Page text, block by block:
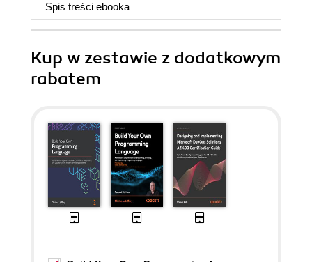
Spis treści ebooka
Kup w zestawie z dodatkowym
rabatem